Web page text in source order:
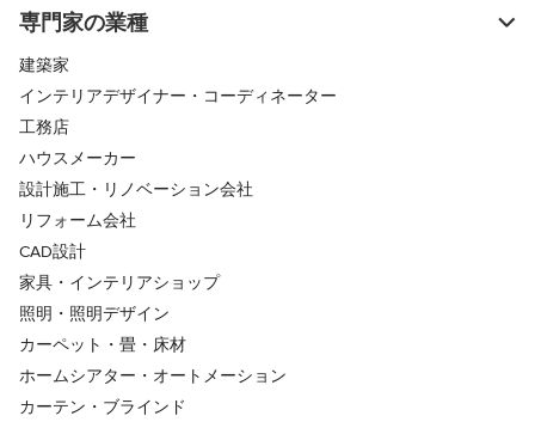
専門家の業種
建築家
インテリアデザイナー・コーディネーター
工務店
ハウスメーカー
設計施工・リノベーション会社
リフォーム会社
CAD設計
家具・インテリアショップ
照明・照明デザイン
カーペット・畳・床材
ホームシアター・オートメーション
カーテン・ブラインド